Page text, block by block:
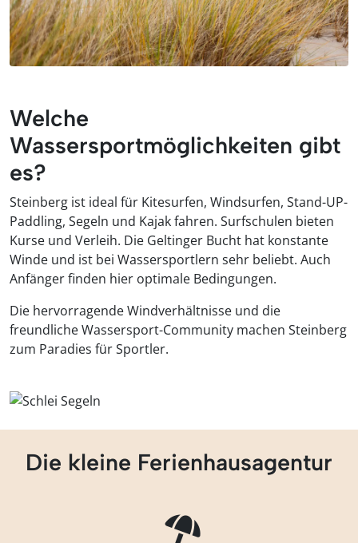
Welche
Wassersportmöglichkeiten gibt
es?
Steinberg ist ideal für Kitesurfen, Windsurfen, Stand-UP-
Paddling, Segeln und Kajak fahren. Surfschulen bieten
Kurse und Verleih. Die Geltinger Bucht hat konstante
Winde und ist bei Wassersportlern sehr beliebt. Auch
Anfänger finden hier optimale Bedingungen.
Die hervorragende Windverhältnisse und die
freundliche Wassersport-Community machen Steinberg
zum Paradies für Sportler.
Die kleine Ferienhausagentur